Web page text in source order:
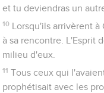
et tu deviendras un
10
Lorsqu'ils arrivèrent
à sa rencontre. L'Esprit
milieu d'eux.
11 Tous ceux qui
prophétisait avec les